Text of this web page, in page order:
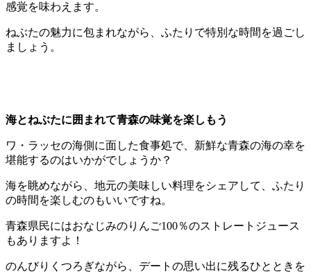
感覚を味わえます。
ねぶたの魅力に包まれながら、ふたりで特別な時間を過ごし
ましょう。
海とねぶたに囲まれて青森の味覚を楽しもう
ワ・ラッセの海側に面した食事処で、新鮮な青森の海の幸を
堪能するのはいかがでしょうか？
海を眺めながら、地元の美味しい料理をシェアして、ふたり
の時間を楽しむのもいいですね。
青森県民にはおなじみのりんご100％のストレートジュース
もありますよ！
のんびりくつろぎながら、デートの思い出に残るひとときを